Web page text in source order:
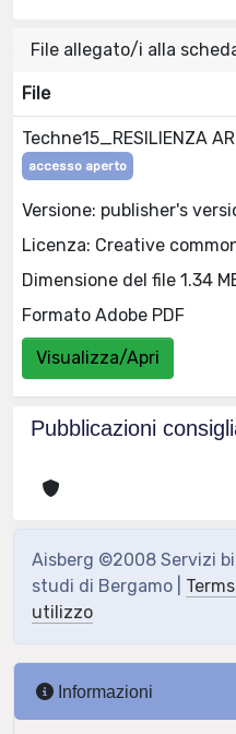
File allegato/i alla
File
Techne15_RESILIENZA
accesso aperto
Versione: publisher's
Licenza: Creative
Dimensione del file 1.34
Formato Adobe PDF
Visualizza/Apri
Pubblicazioni
Aisberg ©2008 Servizi
studi di Bergamo |
utilizzo
Informazioni